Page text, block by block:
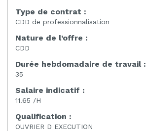
Type de contrat :
CDD de professionnalisation
Nature de l’offre :
CDD
Durée hebdomadaire de travail :
35
Salaire indicatif :
11.65 /H
Qualification :
OUVRIER D EXECUTION